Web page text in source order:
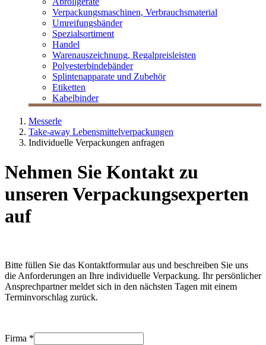
Verpackungsmaschinen, Verbrauchsmaterial
Umreifungsbänder
Spezialsortiment
Handel
Warenauszeichnung, Regalpreisleisten
Polyesterbindebänder
Splintenapparate und Zubehör
Etiketten
Kabelbinder
Messerle
Take-away Lebensmittelverpackungen
Individuelle Verpackungen anfragen
Nehmen Sie Kontakt zu
unseren Verpackungsexperten
auf
Bitte füllen Sie das Kontaktformular aus und beschreiben Sie uns
die Anforderungen an Ihre individuelle Verpackung. Ihr persönlicher
Ansprechpartner meldet sich in den nächsten Tagen mit einem
Terminvorschlag zurück.
Firma *